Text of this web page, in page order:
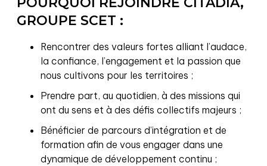
GROUPE SCET :
Rencontrer des valeurs fortes alliant l’audace,
la confiance, l’engagement et la passion que
nous cultivons pour les territoires ;
Prendre part, au quotidien, à des missions qui
ont du sens et à des défis collectifs majeurs ;
Bénéficier de parcours d’intégration et de
formation afin de vous engager dans une
dynamique de développement continu ;